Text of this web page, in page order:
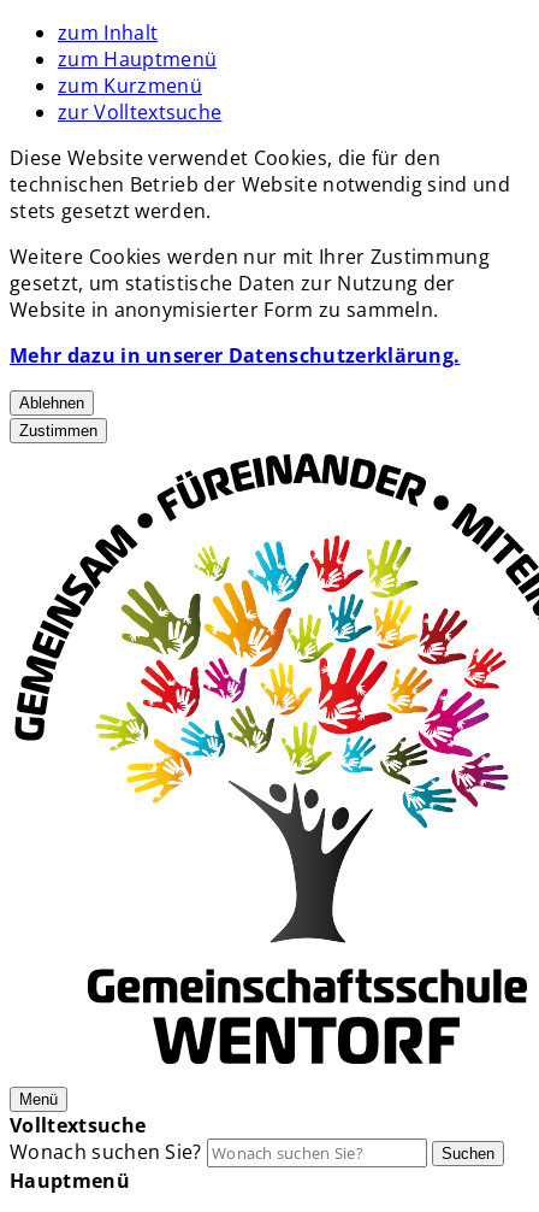
zum Inhalt
zum Hauptmenü
zum Kurzmenü
zur Volltextsuche
Diese Website verwendet Cookies, die für den
technischen Betrieb der Website notwendig sind und
stets gesetzt werden.
Weitere Cookies werden nur mit Ihrer Zustimmung
gesetzt, um statistische Daten zur Nutzung der
Website in anonymisierter Form zu sammeln.
Mehr dazu in unserer Datenschutzerklärung.
Ablehnen
Zustimmen
Menü
Volltextsuche
Wonach suchen Sie?
Suchen
Hauptmenü